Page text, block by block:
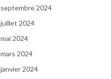
septembre 2024
juillet 2024
mai 2024
mars 2024
janvier 2024